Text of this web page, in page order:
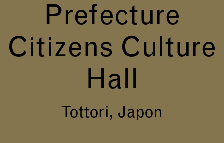
Prefecture
Citizens Culture
Hall
Tottori, Japon